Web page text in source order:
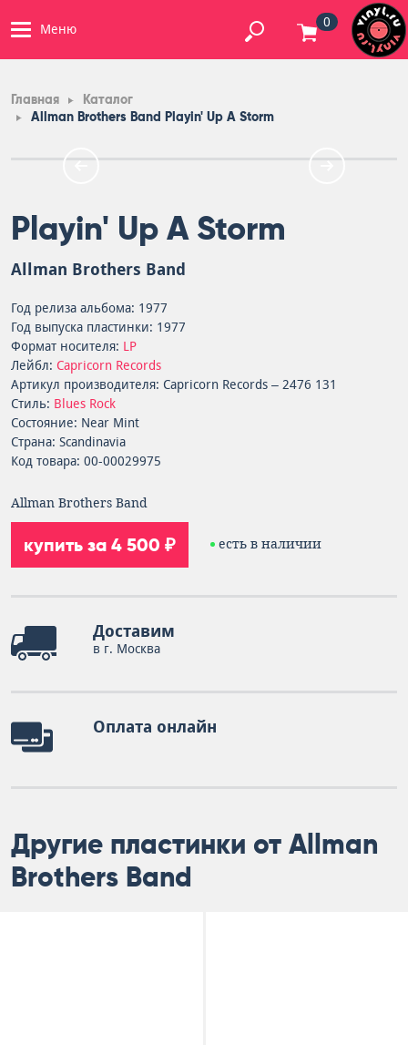
Меню 0
Главная
Каталог
Allman Brothers Band Playin' Up A Storm
Playin' Up A Storm
Allman Brothers Band
Год релиза альбома: 1977
Год выпуска пластинки: 1977
Формат носителя: LP
Лейбл: Capricorn Records
Артикул производителя: Capricorn Records – 2476 131
Стиль: Blues Rock
Состояние: Near Mint
Страна: Scandinavia
Код товара: 00-00029975
Allman Brothers Band
купить за 4 500 ₽ есть в наличии
Доставим
в г. Москва
Оплата онлайн
Другие пластинки от Allman
Brothers Band